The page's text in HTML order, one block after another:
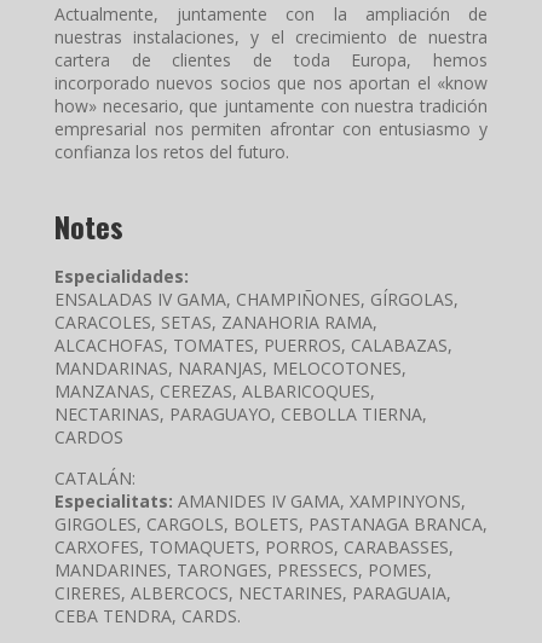
Actualmente, juntamente con la ampliación de
nuestras instalaciones, y el crecimiento de nuestra
cartera de clientes de toda Europa, hemos
incorporado nuevos socios que nos aportan el «know
how» necesario, que juntamente con nuestra tradición
empresarial nos permiten afrontar con entusiasmo y
confianza los retos del futuro.
Notes
Especialidades:
ENSALADAS IV GAMA, CHAMPIÑONES, GÍRGOLAS,
CARACOLES, SETAS, ZANAHORIA RAMA,
ALCACHOFAS, TOMATES, PUERROS, CALABAZAS,
MANDARINAS, NARANJAS, MELOCOTONES,
MANZANAS, CEREZAS, ALBARICOQUES,
NECTARINAS, PARAGUAYO, CEBOLLA TIERNA,
CARDOS
CATALÁN:
Especialitats: AMANIDES IV GAMA, XAMPINYONS,
GIRGOLES, CARGOLS, BOLETS, PASTANAGA BRANCA,
CARXOFES, TOMAQUETS, PORROS, CARABASSES,
MANDARINES, TARONGES, PRESSECS, POMES,
CIRERES, ALBERCOCS, NECTARINES, PARAGUAIA,
CEBA TENDRA, CARDS.